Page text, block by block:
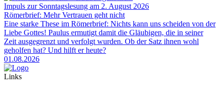
Impuls zur Sonntagslesung am 2. August 2026
Römerbrief: Mehr Vertrauen geht nicht
Eine starke These im Römerbrief: Nichts kann uns scheiden von der
Liebe Gottes! Paulus ermutigt damit die Gläubigen, die in seiner
Zeit ausgegrenzt und verfolgt wurden. Ob der Satz ihnen wohl
geholfen hat? Und hilft er heute?
01.08.2026
Links